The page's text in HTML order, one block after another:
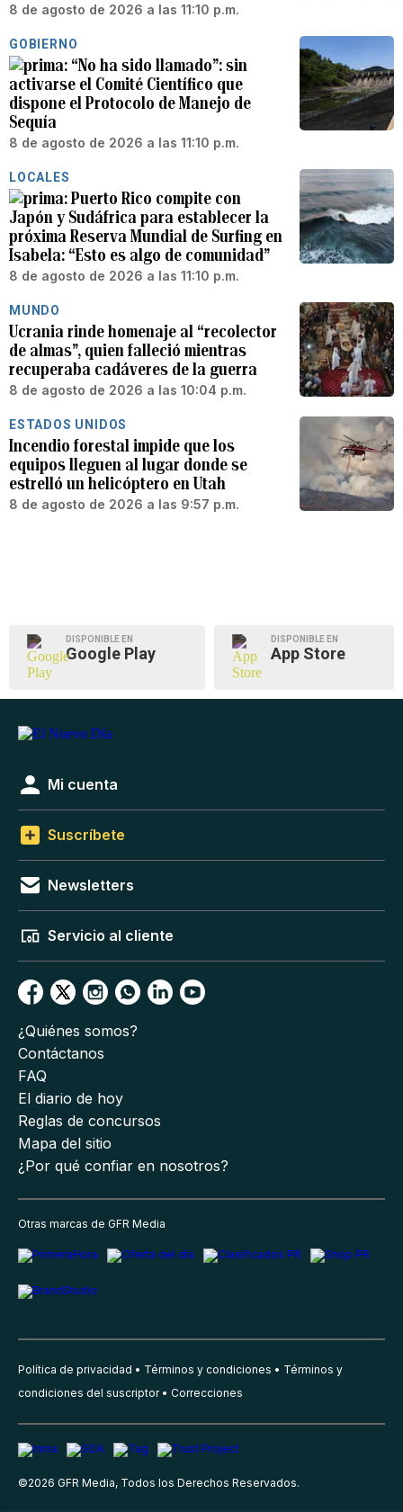
8 de agosto de 2026 a las 11:10 p.m.
GOBIERNO
“No ha sido llamado”: sin
activarse el Comité Científico que
dispone el Protocolo de Manejo de
Sequía
8 de agosto de 2026 a las 11:10 p.m.
LOCALES
Puerto Rico compite con
Japón y Sudáfrica para establecer la
próxima Reserva Mundial de Surfing en
Isabela: “Esto es algo de comunidad”
8 de agosto de 2026 a las 11:10 p.m.
MUNDO
Ucrania rinde homenaje al “recolector
de almas”, quien falleció mientras
recuperaba cadáveres de la guerra
8 de agosto de 2026 a las 10:04 p.m.
ESTADOS UNIDOS
Incendio forestal impide que los
equipos lleguen al lugar donde se
estrelló un helicóptero en Utah
8 de agosto de 2026 a las 9:57 p.m.
DISPONIBLE EN
Google Play
DISPONIBLE EN
App Store
Mi cuenta
Suscríbete
Newsletters
Servicio al cliente
¿Quiénes somos?
Contáctanos
FAQ
El diario de hoy
Reglas de concursos
Mapa del sitio
¿Por qué confiar en nosotros?
Otras marcas de GFR Media
Política de privacidad Términos y condiciones
Términos y
condiciones del suscriptor
Correcciones
©2026 GFR Media, Todos los Derechos Reservados.